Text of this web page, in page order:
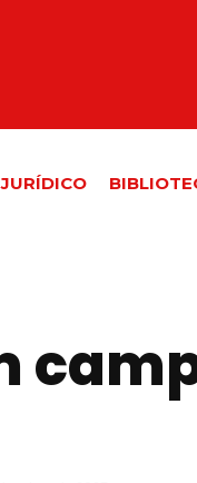
JURÍDICO